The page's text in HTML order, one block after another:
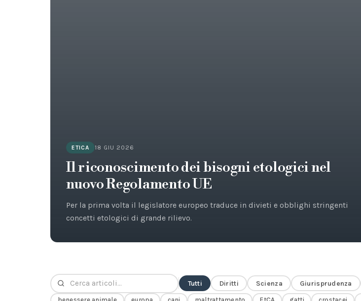
ETICA 18 GIU 2026
Il riconoscimento dei bisogni etologici nel
nuovo Regolamento UE
Per la prima volta il legislatore europeo traduce in divieti e obblighi stringenti
concetti etologici di grande rilievo.
Tutti Diritti Scienza Giurisprudenza